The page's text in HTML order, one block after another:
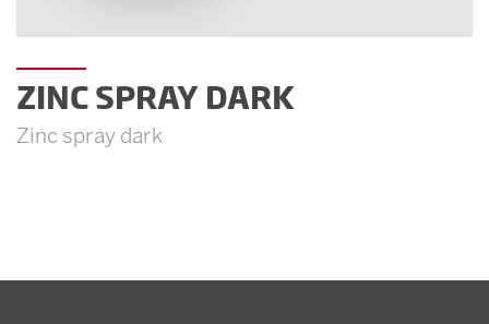
ZINC SPRAY DARK
Zinc spray dark